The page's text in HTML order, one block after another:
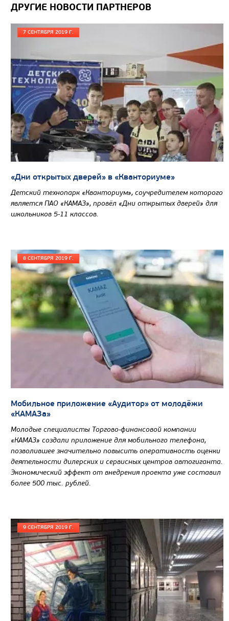
Производитель
Нагрузка на ССУ, кг
Экологический класс
Колесная формула
Узнать цену
СЕДЕЛЬНЫЙ ТЯГАЧ КАМАЗ 65225
Цена по запросу
Нагрузка на ССУ, кг
21575/
Экологический класс
Колесная формула
ДРУГИЕ НОВОСТИ ПАРТНЕРОВ
7 СЕНТЯБРЯ 2019 Г.
«Дни открытых дверей» в «Кванториуме»
Детский технопарк «Кванториум», соучредителем которого
является ПАО «КАМАЗ», провёл «Дни открытых дверей» для
школьников 5-11 классов.
8 СЕНТЯБРЯ 2019 Г.
Мобильное приложение «Аудитор» от молодёжи
«КАМАЗа»
Молодые специалисты Торгово-финансовой компании
«КАМАЗ» создали приложение для мобильного телефона,
позволившее значительно повысить оперативность оценки
деятельности дилерских и сервисных центров автогиганта.
Экономический эффект от внедрения проекта уже составил
более 500 тыс. рублей.
9 СЕНТЯБРЯ 2019 Г.